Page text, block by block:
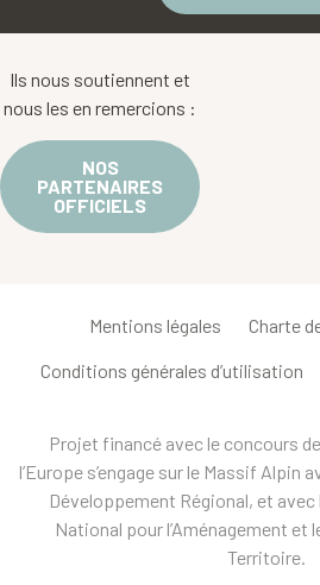
Ils nous soutiennent et
nous les en remercions :
NOS
PARTENAIRES
OFFICIELS
Mentions légales Charte
Conditions générales d’utilisation
Projet financé avec le concours
l’Europe s’engage sur le Massif Alpin
Développement Régional, et
National pour l’Aménagement et
Territoire.